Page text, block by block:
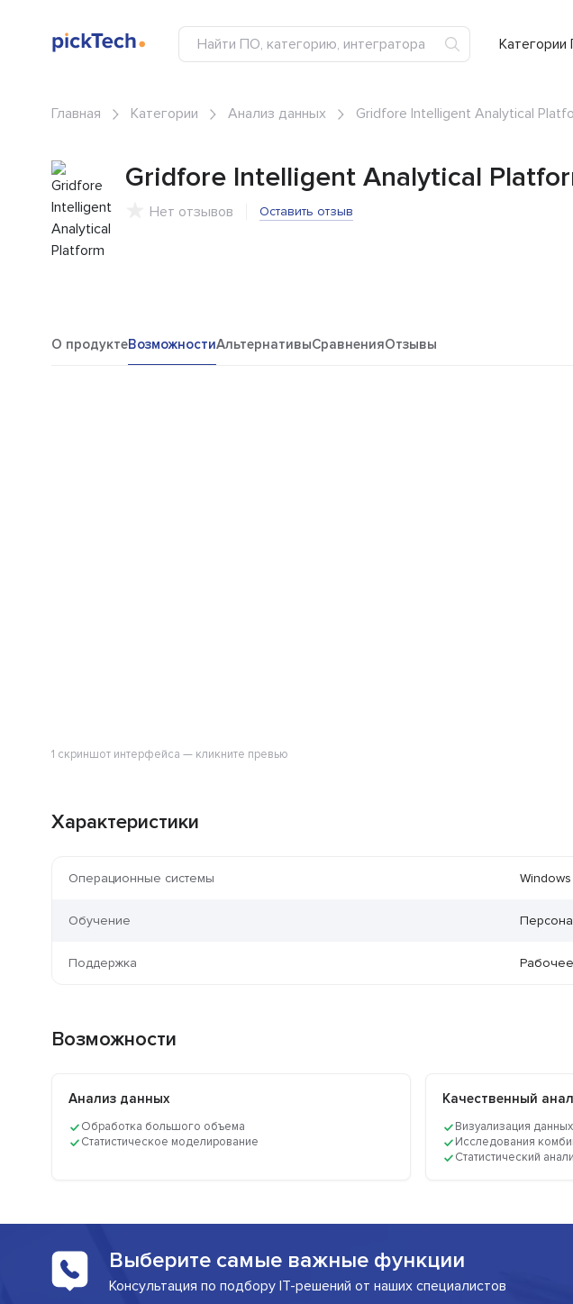
Главная Категории Анализ данных Gridfore Intelligent Analytical
Gridfore Intelligent Analytical
Нет отзывов Оставить отзыв
О продуктеВозможностиАльтернативыСравненияОтзывы
1 скриншот интерфейса — кликните превью
Характеристики
Операционные системы Windows
Обучение
Поддержка
Возможности
Анализ данных
Обработка большого объема
Статистическое моделирование
Качественный
Визуализация данных
Исследования
Статистический
Выберите самые важные функции
Консультация по подбору IT-решений от наших специалистов